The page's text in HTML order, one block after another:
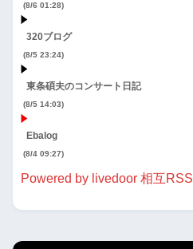
(8/6 01:28)
320ブログ
(8/5 23:24)
東条碩夫のコンサート日記
(8/5 14:03)
Ebalog
(8/4 09:27)
Powered by livedoor 相互RSS